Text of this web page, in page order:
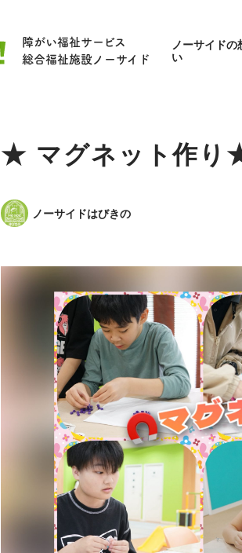
障がい福祉サービス
総合福祉施設ノーサイド
ノーサイドの
い
★ マグネット作り
ノーサイドはびきの